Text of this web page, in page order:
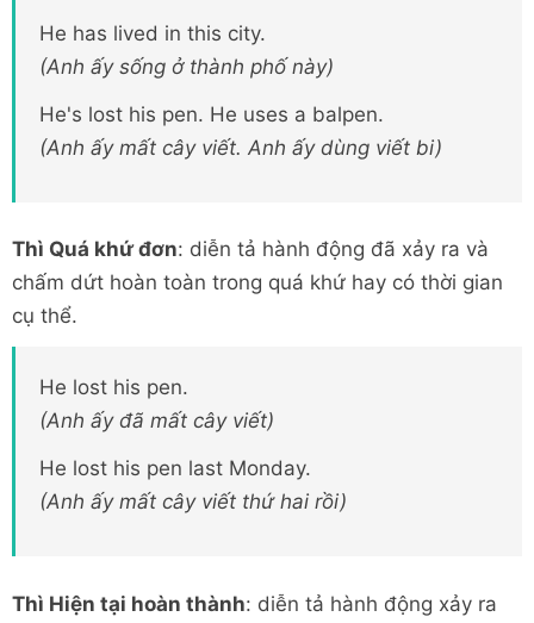
He has lived in this city.
(Anh ấy sống ở thành phố này)
He's lost his pen. He uses a balpen.
(Anh ấy mất cây viết. Anh ấy dùng viết bi)
Thì Quá khứ đơn: diễn tả hành động đã xảy ra và
chấm dứt hoàn toàn trong quá khứ hay có thời gian
cụ thể.
He lost his pen.
(Anh ấy đã mất cây viết)
He lost his pen last Monday.
(Anh ấy mất cây viết thứ hai rồi)
Thì Hiện tại hoàn thành: diễn tả hành động xảy ra